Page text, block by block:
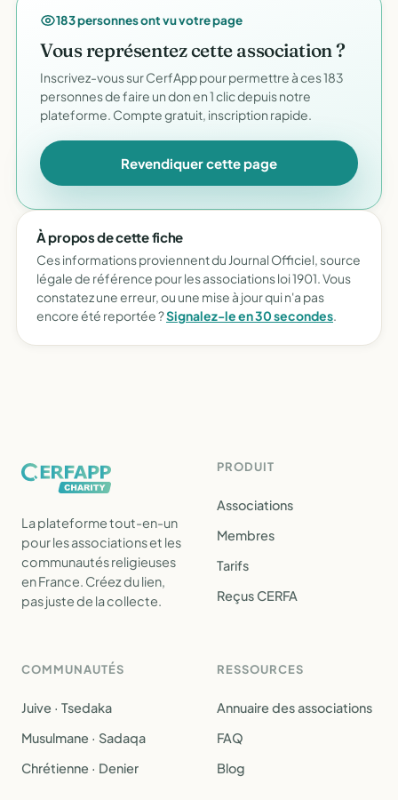
183 personnes ont vu votre page
Vous représentez cette association ?
Inscrivez-vous sur CerfApp pour permettre à ces 183
personnes de faire un don en 1 clic depuis notre
plateforme. Compte gratuit, inscription rapide.
Revendiquer cette page
À propos de cette fiche
Ces informations proviennent du Journal Officiel, source
légale de référence pour les associations loi 1901. Vous
constatez une erreur, ou une mise à jour qui n'a pas
encore été reportée ?Signalez-le en 30 secondes.
La plateforme tout-en-un
pour les associations et les
communautés religieuses
en France. Créez du lien,
pas juste de la collecte.
PRODUIT
Associations
Membres
Tarifs
Reçus CERFA
COMMUNAUTÉS
Juive · Tsedaka
Musulmane · Sadaqa
Chrétienne · Denier
RESSOURCES
Annuaire des associations
FAQ
Blog